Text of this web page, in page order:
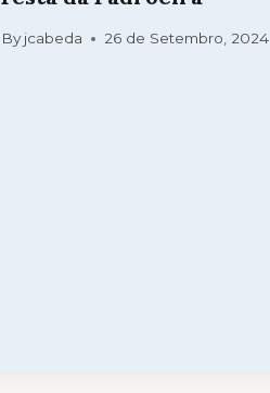
By jcabeda 26 de Setembro, 2024